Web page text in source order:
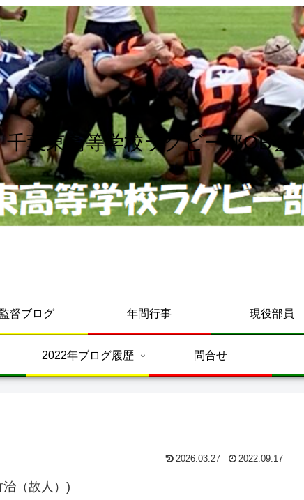
千葉東高等学校ラグビー部OB会
監督ブログ 年間行事 現役部員
2022年ブログ履歴 問合せ
2026.03.27 2022.09.17
（故人）)